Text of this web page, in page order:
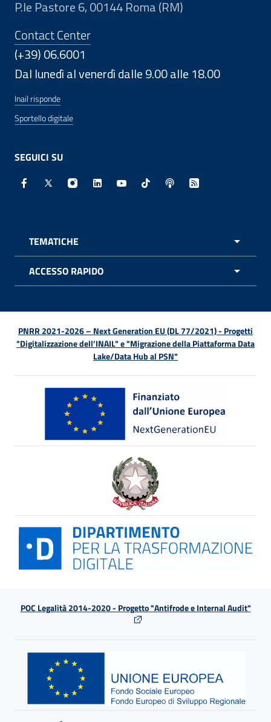
P.le Pastore 6, 00144 Roma (RM)
Contact Center
(+39) 06.6001
Dal lunedì al venerdì dalle 9.00 alle 18.00
Inail risponde
Sportello digitale
SEGUICI SU
Facebook - Sito esterno - Apertura in nuova finestra
X - Sito esterno - Apertura in nuova finestra
Instagram - Sito esterno - Apertura in
Linkedin - Sito esterno - Apertura in
Youtube - Sito esterno -
TikTok - Sito esterno -
Spreaker - Sito
Feed RSS -
TEMATICHE
ACCESSO RAPIDO
PNRR 2021-2026 – Next Generation EU (DL 77/2021) - Progetti
"Digitalizzazione dell’INAIL" e "Migrazione della Piattaforma Data
Lake/Data Hub al PSN"
POC Legalità 2014-2020 - Progetto "Antifrode e Internal Audit"